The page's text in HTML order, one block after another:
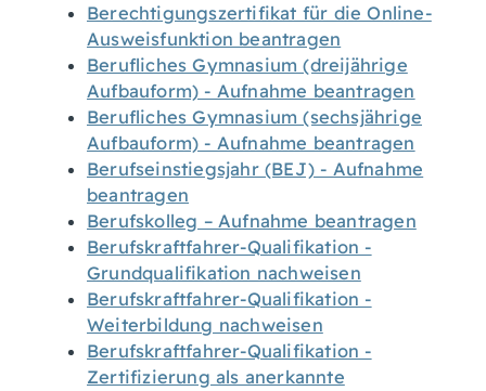
Berechtigungszertifikat für die Online-
Ausweisfunktion beantragen
Berufliches Gymnasium (dreijährige
Aufbauform) - Aufnahme beantragen
Berufliches Gymnasium (sechsjährige
Aufbauform) - Aufnahme beantragen
Berufseinstiegsjahr (BEJ) - Aufnahme
beantragen
Berufskolleg – Aufnahme beantragen
Berufskraftfahrer-Qualifikation -
Grundqualifikation nachweisen
Berufskraftfahrer-Qualifikation -
Weiterbildung nachweisen
Berufskraftfahrer-Qualifikation -
Zertifizierung als anerkannte